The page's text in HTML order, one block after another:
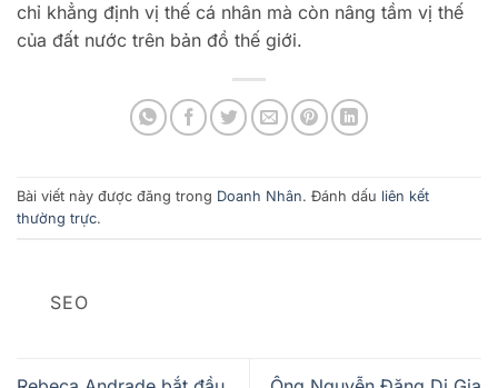
chỉ khẳng định vị thế cá nhân mà còn nâng tầm vị thế
của đất nước trên bản đồ thế giới.
Bài viết này được đăng trong Doanh Nhân. Đánh dấu liên kết
thường trực.
SEO